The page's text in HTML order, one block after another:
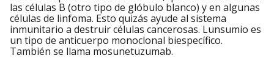
las células B (otro tipo de glóbulo blanco) y en algunas
células de linfoma. Esto quizás ayude al sistema
inmunitario a destruir células cancerosas. Lunsumio es
un tipo de anticuerpo monoclonal biespecífico.
También se llama mosunetuzumab.